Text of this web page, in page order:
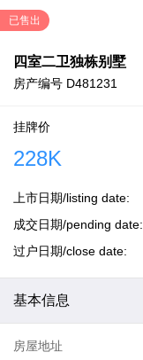
已售出
四室二卫独栋别墅
房产编号 D481231
挂牌价
228K
上市日期/listing date:
成交日期/pending date:
过户日期/close date:
基本信息
房屋地址